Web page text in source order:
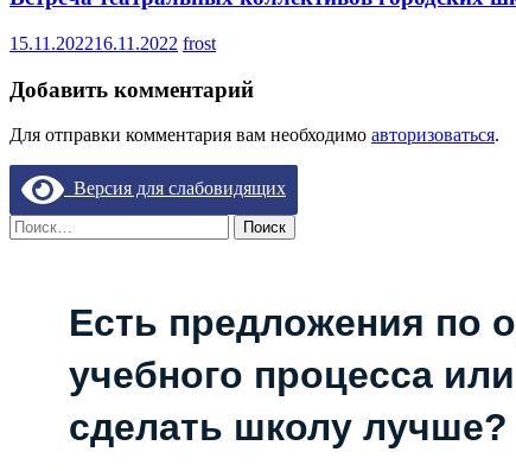
15.11.202216.11.2022 frost
Добавить комментарий
Для отправки комментария вам необходимо авторизоваться.
Версия для слабовидящих
Найти:
Есть предложения по
учебного процесса или
сделать школу лучше?